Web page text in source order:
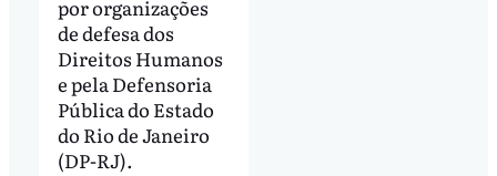
por organizações
de defesa dos
Direitos Humanos
e pela Defensoria
Pública do Estado
do Rio de Janeiro
(DP-RJ).